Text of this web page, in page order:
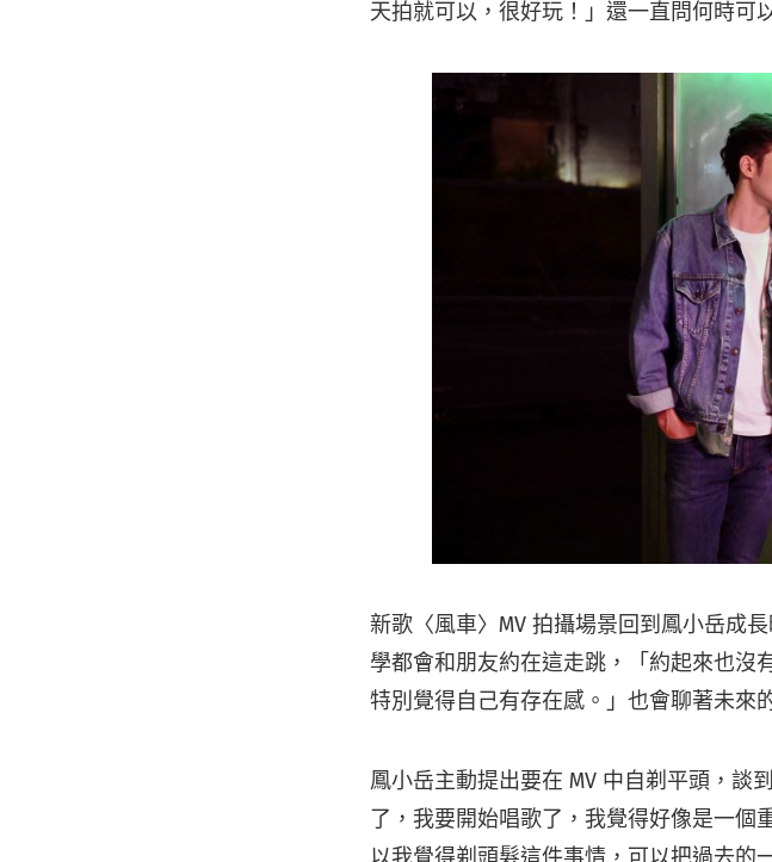
天拍就可以，很好玩！」還一直問何時可
新歌〈風車〉MV 拍攝場景回到鳳小岳成
學都會和朋友約在這走跳，「約起來也沒
特別覺得自己有存在感。」也會聊著未來
鳳小岳主動提出要在 MV 中自剃平頭，談
了，我要開始唱歌了，我覺得好像是一個